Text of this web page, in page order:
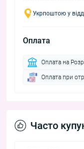
Укрпоштою у
Оплата
Оплата на
Оплата при
Часто